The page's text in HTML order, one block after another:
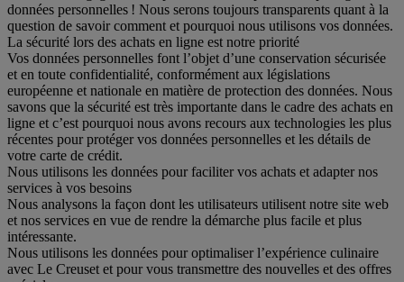
données personnelles ! Nous serons toujours transparents quant à la
question de savoir comment et pourquoi nous utilisons vos données.
La sécurité lors des achats en ligne est notre priorité
Vos données personnelles font l’objet d’une conservation sécurisée
et en toute confidentialité, conformément aux législations
européenne et nationale en matière de protection des données. Nous
savons que la sécurité est très importante dans le cadre des achats en
ligne et c’est pourquoi nous avons recours aux technologies les plus
récentes pour protéger vos données personnelles et les détails de
votre carte de crédit.
Nous utilisons les données pour faciliter vos achats et adapter nos
services à vos besoins
Nous analysons la façon dont les utilisateurs utilisent notre site web
et nos services en vue de rendre la démarche plus facile et plus
intéressante.
Nous utilisons les données pour optimaliser l’expérience culinaire
avec Le Creuset et pour vous transmettre des nouvelles et des offres